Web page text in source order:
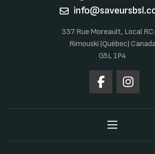
337 Rue Moreault, Local
Rimouski (Québec) Canada
G5L 1P4